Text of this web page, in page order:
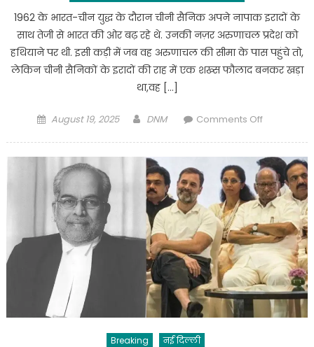
1962 के भारत-चीन युद्ध के दौरान चीनी सैनिक अपने नापाक इरादों के
साथ तेजी से भारत की ओर बढ़ रहे थे. उनकी नज़र अरुणाचल प्रदेश को
हथियाने पर थी. इसी कड़ी में जब वह अरुणाचल की सीमा के पास पहुंचे तो,
लेकिन चीनी सैनिकों के इरादों की राह में एक शख्स फौलाद बनकर खड़ा
था,वह […]
Posted
August 19, 2025 Author
DNM Comments Offon
चीनी
सैनिको
के
लिए
काल
थे
रायफल
मैन
जसवंत
सिंह
Breaking नई दिल्ली